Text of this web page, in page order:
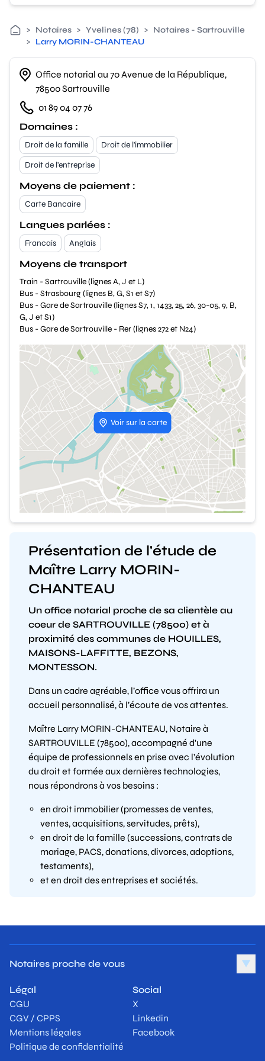
> Notaires > Yvelines (78) > Notaires - Sartrouville
> Larry MORIN-CHANTEAU
Office notarial au 70 Avenue de la République,
78500 Sartrouville
01 89 04 07 76
Domaines :
Droit de la famille
Droit de l'immobilier
Droit de l'entreprise
Moyens de paiement :
Carte Bancaire
Langues parlées :
Francais Anglais
Moyens de transport
Train - Sartrouville (lignes A, J et L)
Bus - Strasbourg (lignes B, G, S1 et S7)
Bus - Gare de Sartrouville (lignes S7, 1, 1433, 25, 26, 30-05, 9, B,
G, J et S1)
Bus - Gare de Sartrouville - Rer (lignes 272 et N24)
Voir sur la carte
Présentation de l'étude de
Maître Larry MORIN-
CHANTEAU
Un office notarial proche de sa clientèle au
coeur de SARTROUVILLE (78500) et à
proximité des communes de HOUILLES,
MAISONS-LAFFITTE, BEZONS,
MONTESSON.
Dans un cadre agréable, l’office vous offrira un
accueil personnalisé, à l’écoute de vos attentes.
Maître Larry MORIN-CHANTEAU, Notaire à
SARTROUVILLE (78500), accompagné d'une
équipe de professionnels en prise avec l’évolution
du droit et formée aux dernières technologies,
nous répondrons à vos besoins :
en droit immobilier(promesses de ventes,
ventes, acquisitions, servitudes, prêts),
en droit de la famille (successions, contrats de
mariage, PACS, donations, divorces, adoptions,
testaments),
et en droit des entreprises et sociétés.
Notaires proche de vous ▼
Légal
CGU
CGV / CPPS
Mentions légales
Politique de confidentialité
Social
X
Linkedin
Facebook